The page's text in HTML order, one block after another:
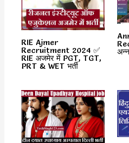
RIE Ajmer
Recruitment 2024 ✅
RIE अजमेर में PGT, TGT,
PRT & WET भर्ती